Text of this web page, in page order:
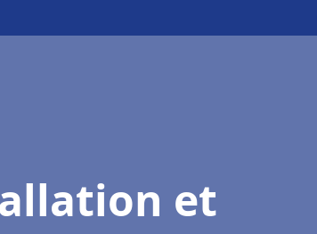
et